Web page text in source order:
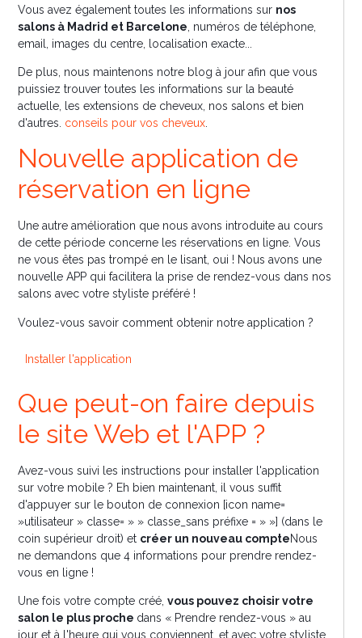
Vous avez également toutes les informations sur nos
salons à Madrid et Barcelone , numéros de téléphone,
email, images du centre, localisation exacte...
De plus, nous maintenons notre blog à jour afin que vous
puissiez trouver toutes les informations sur la beauté
actuelle, les extensions de cheveux, nos salons et bien
d'autres. conseils pour vos cheveux
Nouvelle application de
réservation en ligne
Une autre amélioration que nous avons introduite au cours
de cette période concerne les réservations en ligne. Vous
ne vous êtes pas trompé en le lisant, oui ! Nous avons une
nouvelle APP qui facilitera la prise de rendez-vous dans nos
salons avec votre styliste préféré !
Voulez-vous savoir comment obtenir notre application ?
Installer l'application
Que peut-on faire depuis
le site Web et l'APP ?
Avez-vous suivi les instructions pour installer l'application
sur votre mobile ? Eh bien maintenant, il vous suffit
d'appuyer sur le bouton de connexion [icon name=
»utilisateur » classe= » » classe_sans préfixe = » »] (dans le
coin supérieur droit) et créer un nouveau compteNous
ne demandons que 4 informations pour prendre rendez-
vous en ligne !
Une fois votre compte créé,vous pouvez choisir votre
salon le plus proche dans « Prendre rendez-vous » au
jour et à l'heure qui vous conviennent, et avec votre styliste